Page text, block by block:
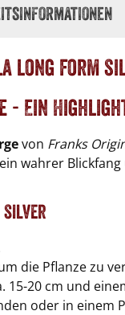
long form
Ein
von Franks
wahrer
silver
die Pflanze zu
20 cm und
oder in einem